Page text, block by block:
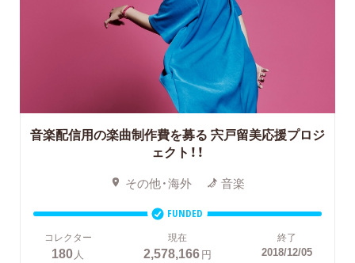
音楽配信用の楽曲制作費を募る 宍戸留美応援プロジ
ェクト！！
その他・海外 音楽
FUNDED
コレクター
180人
現在
2,578,166円
終了
2018/12/05